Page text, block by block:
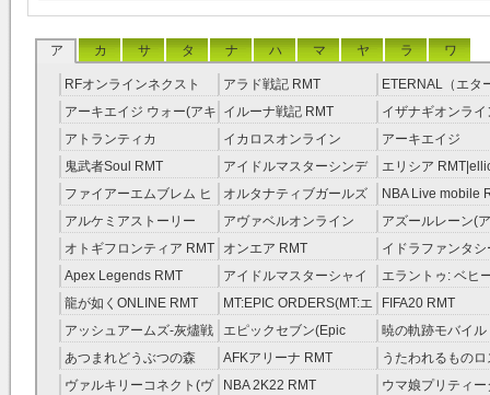
ア カ サ タ ナ ハ マ ヤ ラ ワ
RFオンラインネクスト
RMT
アラド戦記 RMT
ETERNAL（エタ
RMT
アーキエイジ ウォー(アキ
ウオ) RMT
イルーナ戦記 RMT
イザナギオンライ
アトランティカ
RMT|Atlantica RMT
イカロスオンライン
RMT（予約制）
アーキエイジ
RMT|ArcheAge
約制）
鬼武者Soul RMT
アイドルマスターシンデ
レラガールズ(モバマス)
RMT
エリシア
RMT
ファイアーエムブレム ヒ
ーローズ(FEヒーローズ)
RMT
オルタナティブガールズ
RMT
NBA Live mobile
アルケミアストーリー
（アルスト） RMT
アヴァベルオンライン
RMT
アズールレーン(
RMT
オトギフロンティア RMT オンエア RMT
イドラファンタシ
ーサーガ RMT
Apex Legends RMT
アイドルマスターシャイ
ニーカラーズ(シャニマス)
RMT
エラントゥ: ベヒ
ピリット RMT
龍が如くONLINE RMT
MT:EPIC ORDERS(MT:エ
ピック・オーダーズ)
RMT
FIFA20 RMT
アッシュアームズ‐灰燼戦
線 RMT
エピックセブン(Epic
Seven) RMT
暁の軌跡モバイル
伝説 ） RMT
あつまれどうぶつの森
RMT
AFKアリーナ RMT
うたわれるもの
ラグ(ロスフラ)
ヴァルキリーコネクト(ヴ
NBA 2K22 RMT
ウマ娘プリティー